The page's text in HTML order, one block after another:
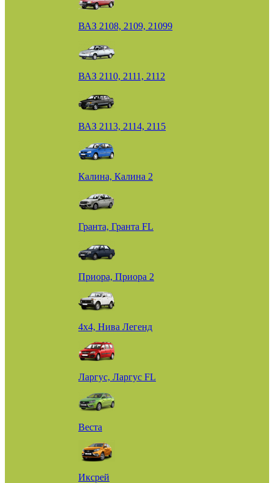
ВАЗ 2108, 2109, 21099
ВАЗ 2110, 2111, 2112
ВАЗ 2113, 2114, 2115
Калина, Калина 2
Гранта, Гранта FL
Приора, Приора 2
4х4, Нива Легенд
Ларгус, Ларгус FL
Веста
Иксрей